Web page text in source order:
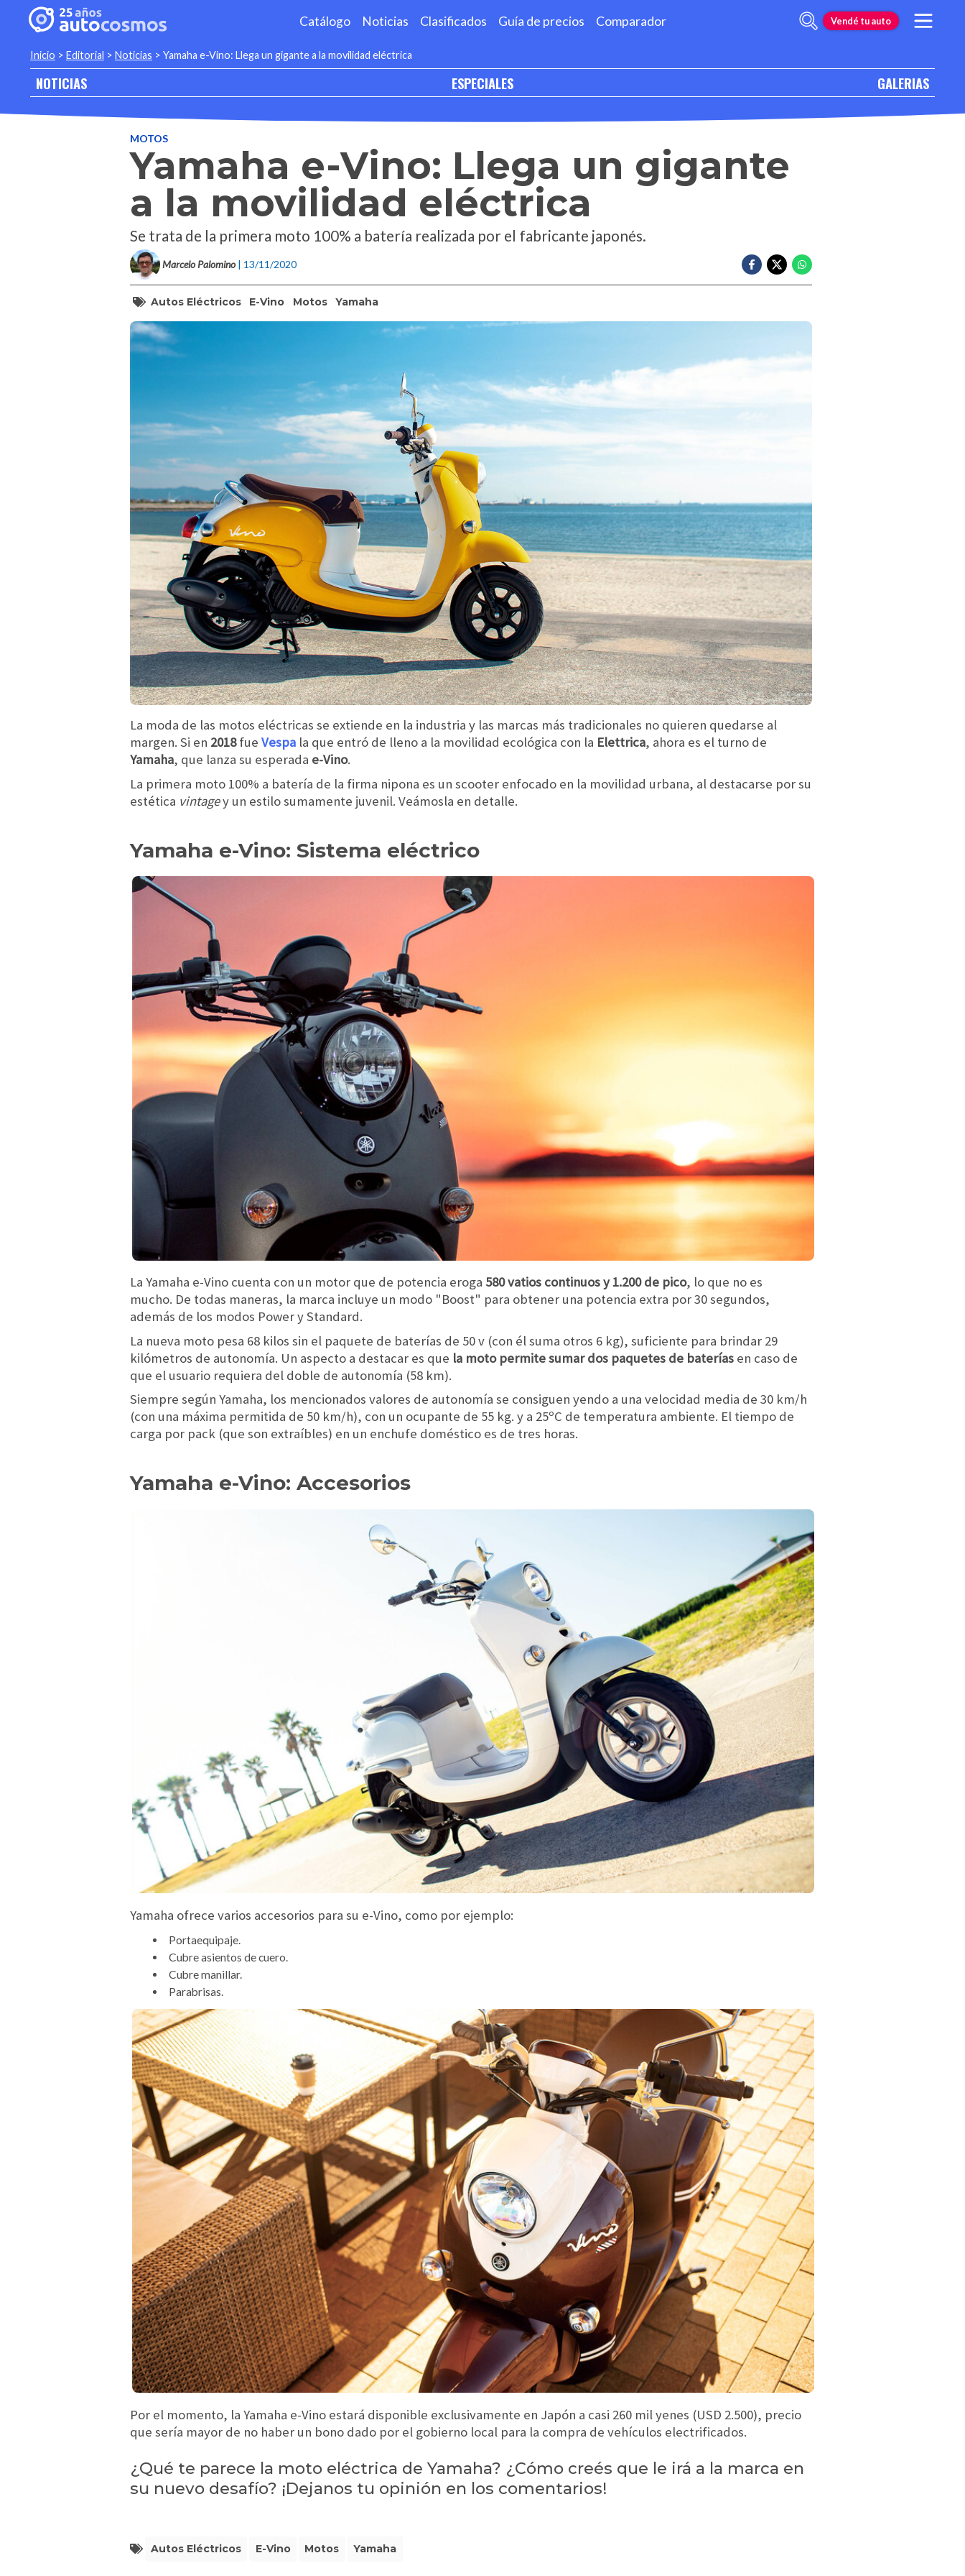
Catálogo Noticias Clasificados Guía de precios Comparador Vendé tu auto
Inicio > Editorial > Noticias > Yamaha e-Vino: Llega un gigante a la movilidad eléctrica
NOTICIAS ESPECIALES GALERIAS
MOTOS
Yamaha e-Vino: Llega un gigante
a la movilidad eléctrica
Se trata de la primera moto 100% a batería realizada por el fabricante japonés.
Marcelo Palomino | 13/11/2020
Autos Eléctricos E-Vino Motos Yamaha
La moda de las motos eléctricas se extiende en la industria y las marcas más tradicionales no quieren quedarse al
margen. Si en 2018fue Vespa la que entró de lleno a la movilidad ecológica con la Elettrica, ahora es el turno de
Yamaha, que lanza su esperada e-Vino.
La primera moto 100% a batería de la firma nipona es un scooter enfocado en la movilidad urbana, al destacarse por su
estética vintagey un estilo sumamente juvenil. Veámosla en detalle.
Yamaha e-Vino: Sistema eléctrico
La Yamaha e-Vino cuenta con un motor que de potencia eroga 580 vatios continuos y 1.200 de pico, lo que no es
mucho. De todas maneras, la marca incluye un modo "Boost" para obtener una potencia extra por 30 segundos,
además de los modos Power y Standard.
La nueva moto pesa 68 kilos sin el paquete de baterías de 50 v (con él suma otros 6 kg), suficiente para brindar 29
kilómetros de autonomía. Un aspecto a destacar es que la moto permite sumar dos paquetes de baterías en caso de
que el usuario requiera del doble de autonomía (58 km).
Siempre según Yamaha, los mencionados valores de autonomía se consiguen yendo a una velocidad media de 30 km/h
(con una máxima permitida de 50 km/h), con un ocupante de 55 kg. y a 25ºC de temperatura ambiente. El tiempo de
carga por pack (que son extraíbles) en un enchufe doméstico es de tres horas.
Yamaha e-Vino: Accesorios
Yamaha ofrece varios accesorios para su e-Vino, como por ejemplo:
Portaequipaje.
Cubre asientos de cuero.
Cubre manillar.
Parabrisas.
Por el momento, la Yamaha e-Vino estará disponible exclusivamente en Japón a casi 260 mil yenes (USD 2.500), precio
que sería mayor de no haber un bono dado por el gobierno local para la compra de vehículos electrificados.
¿Qué te parece la moto eléctrica de Yamaha? ¿Cómo creés que le irá a la marca en
su nuevo desafío? ¡Dejanos tu opinión en los comentarios!
Autos Eléctricos E-Vino Motos Yamaha